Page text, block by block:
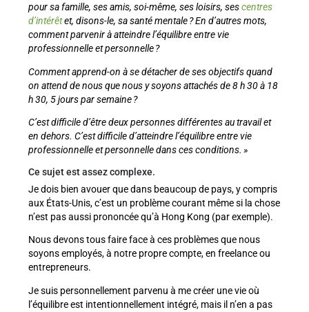
pour sa famille, ses amis, soi-même, ses loisirs, sescentres
d’intérêtet, disons-le, sa santé mentale ? En d’autres mots,
comment parvenir à atteindre l’équilibre entre vie
professionnelle et personnelle ?
Comment apprend-on à se détacher de ses objectifs quand
on attend de nous que nous y soyons attachés de 8 h 30 à 18
h 30, 5 jours par semaine ?
C’est difficile d’être deux personnes différentes au travail et
en dehors. C’est difficile d’atteindre l’équilibre entre vie
professionnelle et personnelle dans ces conditions. »
Ce sujet est assez complexe.
Je dois bien avouer que dans beaucoup de pays, y compris
aux États-Unis, c’est un problème courant même si la chose
n’est pas aussi prononcée qu’à Hong Kong (par exemple).
Nous devons tous faire face à ces problèmes que nous
soyons employés, à notre propre compte, en freelance ou
entrepreneurs.
Je suis personnellement parvenu à me créer une vie où
l’équilibre est intentionnellement intégré, mais il n’en a pas